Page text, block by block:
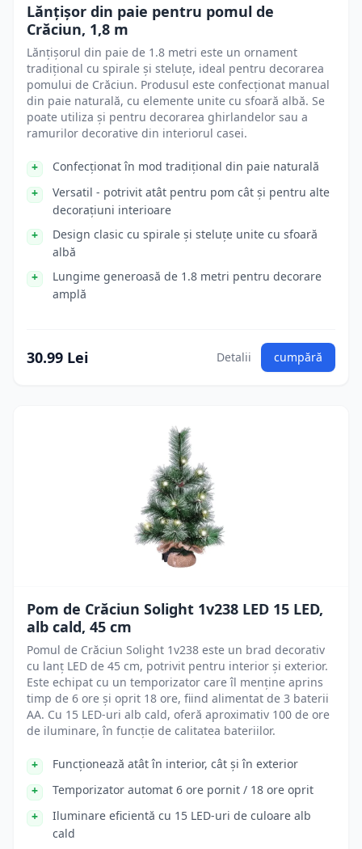
Lănțișor din paie pentru pomul de
Crăciun, 1,8 m
Lănțișorul din paie de 1.8 metri este un ornament
tradițional cu spirale și steluțe, ideal pentru decorarea
pomului de Crăciun. Produsul este confecționat manual
din paie naturală, cu elemente unite cu sfoară albă. Se
poate utiliza și pentru decorarea ghirlandelor sau a
ramurilor decorative din interiorul casei.
Confecționat în mod tradițional din paie naturală
Versatil - potrivit atât pentru pom cât și pentru alte
decorațiuni interioare
Design clasic cu spirale și steluțe unite cu sfoară
albă
Lungime generoasă de 1.8 metri pentru decorare
amplă
30.99 Lei Detalii cumpără
Pom de Crăciun Solight 1v238 LED 15 LED,
alb cald, 45 cm
Pomul de Crăciun Solight 1v238 este un brad decorativ
cu lanț LED de 45 cm, potrivit pentru interior și exterior.
Este echipat cu un temporizator care îl menține aprins
timp de 6 ore și oprit 18 ore, fiind alimentat de 3 baterii
AA. Cu 15 LED-uri alb cald, oferă aproximativ 100 de ore
de iluminare, în funcție de calitatea bateriilor.
Funcționează atât în interior, cât și în exterior
Temporizator automat 6 ore pornit / 18 ore oprit
Iluminare eficientă cu 15 LED-uri de culoare alb
cald